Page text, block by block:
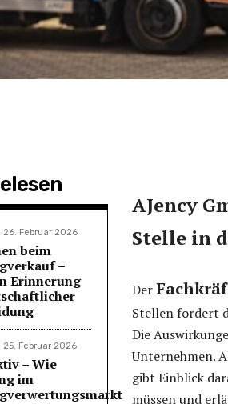
26. Februar 2026
beim
–
Erinnerung
25. Februar 2026
– Wie
im
AJency
Stelle in
Der
Stellen fordert
Die
Unternehmen.
gibt Einblick
müssen und